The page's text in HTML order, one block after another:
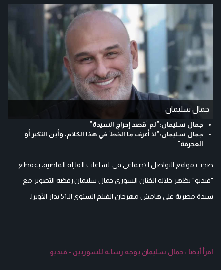
جمال سليمان
جمال سليمان:"لم أقصد إحراج السيدة"
جمال سليمان:"لا أعرف ما الخطأ في هذا الكلام، وأين التكبر أو
العجرفة"
ضجت مواقع التواصل الاجتماعي في الساعات القليلة الماضية، بمقطع
"فيديو" يظهر خلاله الفنان السوري جمال سليمان رفضه التصوير مع
سيدة مصرية على هامش مهرجان الفيلم السنوي الـ51 بدار الأوبرا.
اقرأ أيضا : جمال سليمان يوجه رسالة للسوريين - فيديو